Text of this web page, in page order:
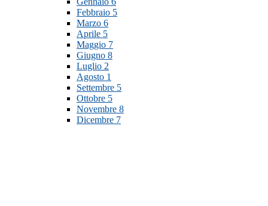
Febbraio 5
Marzo 6
Aprile 5
Maggio 7
Giugno 8
Luglio 2
Agosto 1
Settembre 5
Ottobre 5
Novembre 8
Dicembre 7